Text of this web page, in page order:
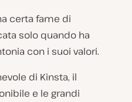
certa fame di
solo quando ha
con i suoi valori.
di Kinsta, il
e le grandi